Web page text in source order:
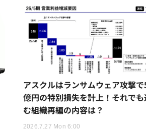
アスクルはランサムウェア攻撃
億円の特別損失を計上！それでも
む組織再編の内容は？
2026.7.27 Mon 6:00